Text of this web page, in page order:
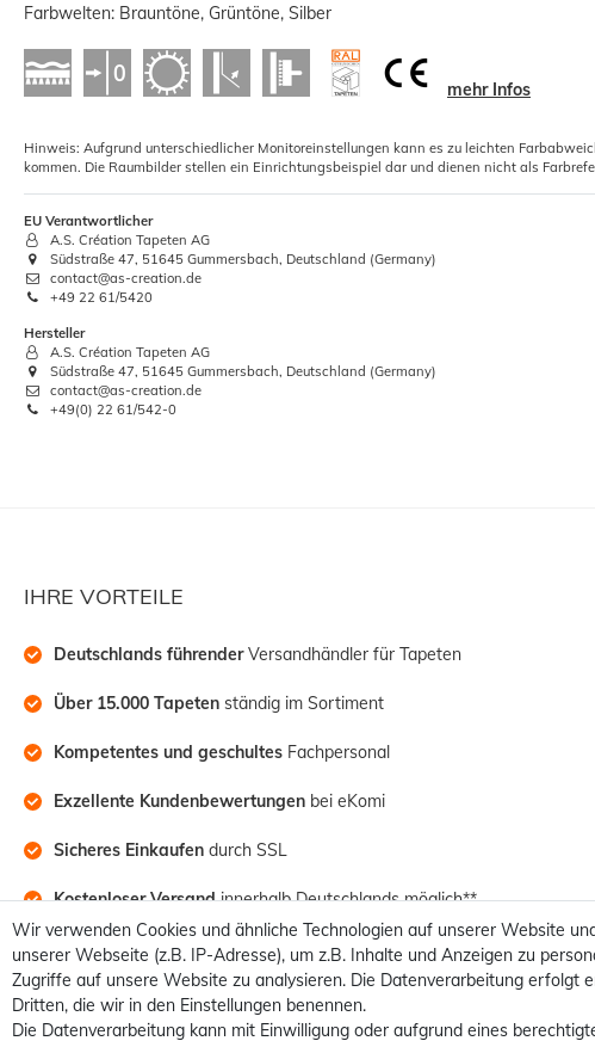
Farbwelten: Brauntöne, Grüntöne, Silber
mehr Infos
Hinweis: Aufgrund unterschiedlicher Monitoreinstellungen kann es zu leichten
kommen. Die Raumbilder stellen ein Einrichtungsbeispiel dar und dienen nicht als
EU Verantwortlicher
A.S. Création Tapeten AG
Südstraße 47, 51645 Gummersbach, Deutschland (Germany)
contact@as-creation.de
+49 22 61/5420
Hersteller
A.S. Création Tapeten AG
Südstraße 47, 51645 Gummersbach, Deutschland (Germany)
contact@as-creation.de
+49(0) 22 61/542-0
5xRollkleister Instant Vlies Tapeten
Kleister 1kg
12,01 €
1x
IHRE VORTEILE
Deutschlands führender Versandhändler für Tapeten
Über 15.000 Tapeten ständig im Sortiment
Kompetentes und geschultes Fachpersonal
Exzellente Kundenbewertungen bei eKomi
Sicheres Einkaufen durch SSL
Kostenloser Versand innerhalb Deutschlands möglich**
Wir verwenden Cookies und ähnliche Technologien auf unserer Website
unserer Webseite (z.B. IP-Adresse), um z.B. Inhalte und Anzeigen zu
Zugriffe auf unsere Website zu analysieren. Die Datenverarbeitung erfolgt
Dritten, die wir in den Einstellungen benennen.
Die Datenverarbeitung kann mit Einwilligung oder aufgrund eines